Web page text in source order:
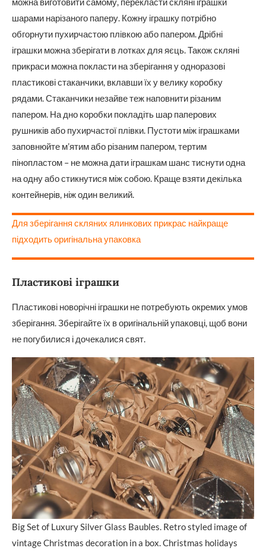
шарами нарізаного паперу. Кожну іграшку потрібно
обгорнути пухирчастою плівкою або папером. Дрібні
іграшки можна зберігати в лотках для яєць. Також скляні
прикраси можна покласти на зберігання у одноразові
пластикові стаканчики, вклавши їх у велику коробку
рядами. Стаканчики незайве теж наповнити різаним
папером. На дно коробки покладіть шар паперових
рушників або пухирчастої плівки. Пустоти між іграшками
заповнюйте м’ятим або різаним папером, тертим
пінопластом – не можна дати іграшкам шанс тиснути одна
на одну або стикнутися між собою. Краще взяти декілька
контейнерів, ніж один великий.
Для зберігання скляних ялинкових прикрас найкраще
підходить оригінальна упаковка
Пластикові іграшки
Пластикові новорічні іграшки не потребують окремих умов
зберігання. Зберігайте їх в оригінальній упаковці, щоб вони
не погубилися і дочекалися свят.
Big Set of Luxury Silver Glass Baubles. Retro styled image of
vintage Christmas decoration in a box. Christmas holidays